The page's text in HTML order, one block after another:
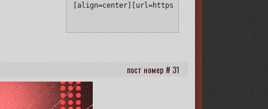
[align=center][url=https://capital-queen.ru/
31